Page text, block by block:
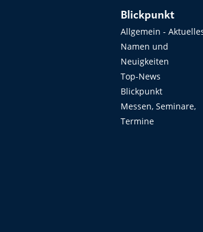
Blickpunkt
Allgemein -
Namen und
Neuigkeiten
Top-News
Blickpunkt
Messen, Seminare,
Termine